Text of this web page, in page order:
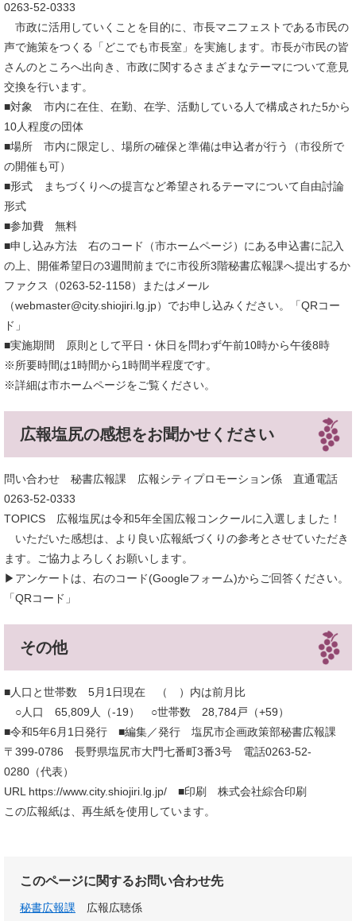
0263-52-0333
市政に活用していくことを目的に、市長マニフェストである市民の
声で施策をつくる「どこでも市長室」を実施します。市長が市民の皆
さんのところへ出向き、市政に関するさまざまなテーマについて意見
交換を行います。
■対象 市内に在住、在勤、在学、活動している人で構成された5から
10人程度の団体
■場所 市内に限定し、場所の確保と準備は申込者が行う（市役所で
の開催も可）
■形式 まちづくりへの提言など希望されるテーマについて自由討論
形式
■参加費 無料
■申し込み方法 右のコード（市ホームページ）にある申込書に記入
の上、開催希望日の3週間前までに市役所3階秘書広報課へ提出するか
ファクス（0263-52-1158）またはメール
（webmaster@city.shiojiri.lg.jp）でお申し込みください。「QRコー
ド」
■実施期間 原則として平日・休日を問わず午前10時から午後8時
※所要時間は1時間から1時間半程度です。
※詳細は市ホームページをご覧ください。
広報塩尻の感想をお聞かせください
問い合わせ 秘書広報課 広報シティプロモーション係 直通電話
0263-52-0333
TOPICS 広報塩尻は令和5年全国広報コンクールに入選しました！
いただいた感想は、より良い広報紙づくりの参考とさせていただき
ます。ご協力よろしくお願いします。
▶アンケートは、右のコード(Googleフォーム)からご回答ください。
「QRコード」
その他
■人口と世帯数 5月1日現在 （ ）内は前月比
○人口 65,809人（-19） ○世帯数 28,784戸（+59）
■令和5年6月1日発行 ■編集／発行 塩尻市企画政策部秘書広報課
〒399-0786 長野県塩尻市大門七番町3番3号 電話0263-52-
0280（代表）
URL https://www.city.shiojiri.lg.jp/ ■印刷 株式会社綜合印刷
この広報紙は、再生紙を使用しています。
このページに関するお問い合わせ先
秘書広報課
広報広聴係